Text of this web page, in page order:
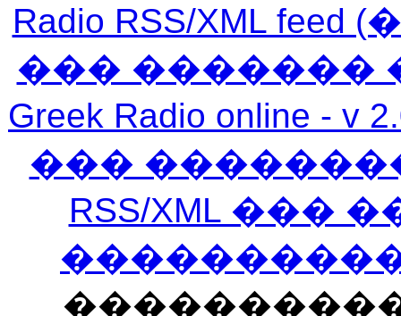
Radio RSS/XML
��� �������
Greek Radio
���
RSS/XML